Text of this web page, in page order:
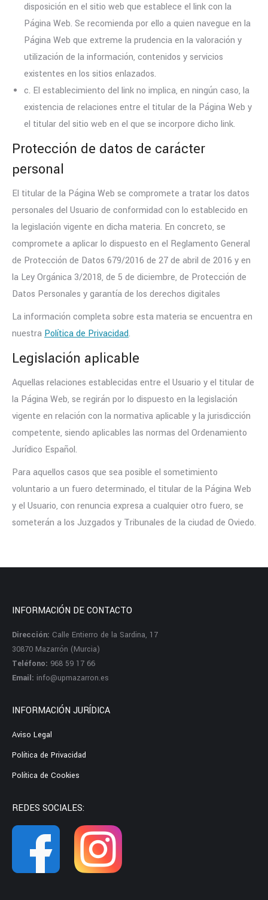
disposición en el sitio web que establece el link con la
Página Web. Se recomienda por ello a quien navegue en la
Página Web que extreme la prudencia en la valoración y
utilización de la información, contenidos y servicios
existentes en los sitios enlazados.
c. El establecimiento del link no implica, en ningún caso, la
existencia de relaciones entre el titular de la Página Web y
el titular del sitio web en el que se incorpore dicho link.
Protección de datos de carácter
personal
El titular de la Página Web se compromete a tratar los datos
personales del Usuario de conformidad con lo establecido en
la legislación vigente en dicha materia. En concreto, se
compromete a aplicar lo dispuesto en el Reglamento General
de Protección de Datos 679/2016 de 27 de abril de 2016 y en
la Ley Orgánica 3/2018, de 5 de diciembre, de Protección de
Datos Personales y garantía de los derechos digitales
La información completa sobre esta materia se encuentra en
nuestra Política de Privacidad.
Legislación aplicable
Aquellas relaciones establecidas entre el Usuario y el titular de
la Página Web, se regirán por lo dispuesto en la legislación
vigente en relación con la normativa aplicable y la jurisdicción
competente, siendo aplicables las normas del Ordenamiento
Jurídico Español.
Para aquellos casos que sea posible el sometimiento
voluntario a un fuero determinado, el titular de la Página Web
y el Usuario, con renuncia expresa a cualquier otro fuero, se
someterán a los Juzgados y Tribunales de la ciudad de Oviedo.
INFORMACIÓN DE CONTACTO
Dirección: Calle Entierro de la Sardina, 17
30870 Mazarrón (Murcia)
Teléfono: 968 59 17 66
Email: info@upmazarron.es
INFORMACIÓN JURÍDICA
Aviso Legal
Política de Privacidad
Política de Cookies
REDES SOCIALES: